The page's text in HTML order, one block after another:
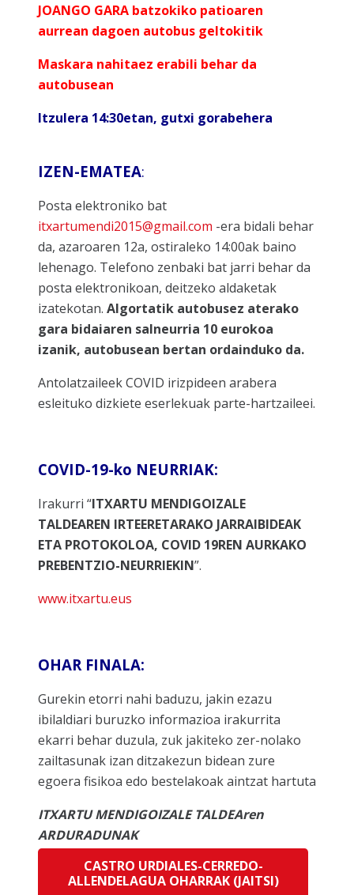
JOANGO GARA batzokiko patioaren
aurrean dagoen autobus geltokitik
Maskara nahitaez erabili behar da
autobusean
Itzulera 14:30etan, gutxi gorabehera
IZEN-EMATEA:
Posta elektroniko bat
itxartumendi2015@gmail.com -era bidali behar
da, azaroaren 12a, ostiraleko 14:00ak baino
lehenago. Telefono zenbaki bat jarri behar da
posta elektronikoan, deitzeko aldaketak
izatekotan. Algortatik autobusez aterako
gara bidaiaren salneurria 10 eurokoa
izanik, autobusean bertan ordainduko da.
Antolatzaileek COVID irizpideen arabera
esleituko dizkiete eserlekuak parte-hartzaileei.
COVID-19-ko NEURRIAK:
Irakurri “ITXARTU MENDIGOIZALE
TALDEAREN IRTEERETARAKO JARRAIBIDEAK
ETA PROTOKOLOA, COVID 19REN AURKAKO
PREBENTZIO-NEURRIEKIN”.
www.itxartu.eus
OHAR FINALA:
Gurekin etorri nahi baduzu, jakin ezazu
ibilaldiari buruzko informazioa irakurrita
ekarri behar duzula, zuk jakiteko zer-nolako
zailtasunak izan ditzakezun bidean zure
egoera fisikoa edo bestelakoak aintzat hartuta
ITXARTU MENDIGOIZALE TALDEAren
ARDURADUNAK
CASTRO URDIALES-CERREDO-
ALLENDELAGUA OHARRAK (JAITSI)